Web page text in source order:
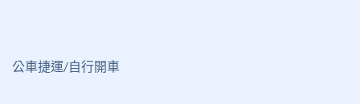
公車捷運/自行開車